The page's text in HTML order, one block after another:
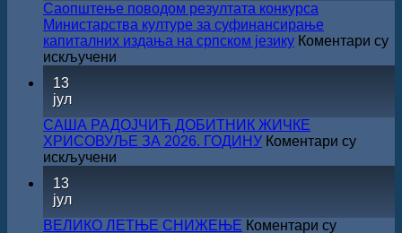
Саопштење поводом резултата конкурса
Министарства културе за суфинансирање
капиталних издања на српском језику Коментари су
искључени
конкурса
Министарства
културе
за
издања
13
јул
САША РАДОЈЧИЋ ДОБИТНИК ЖИЧКЕ
ХРИСОВУЉЕ ЗА 2026. ГОДИНУ Коментари су
искључени
ЖИЧКЕ
13
јул
ВЕЛИКО ЛЕТЊЕ СНИЖЕЊЕ Коментари су